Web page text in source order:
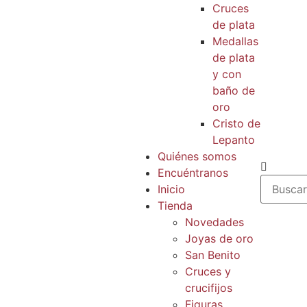
Cruces
de plata
Medallas
de plata
y con
baño de
oro
Cristo de
Lepanto
Quiénes somos
Encuéntranos
Inicio
Tienda
Novedades
Joyas de oro
San Benito
Cruces y
crucifijos
Figuras